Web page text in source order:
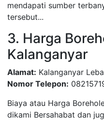
mendapati sumber
tersebut...
3. Harga
Kalanganyar
Alamat: Kalanganyar
Nomor Telepon:
Biaya atau Harga
dikami Bersahabat dan